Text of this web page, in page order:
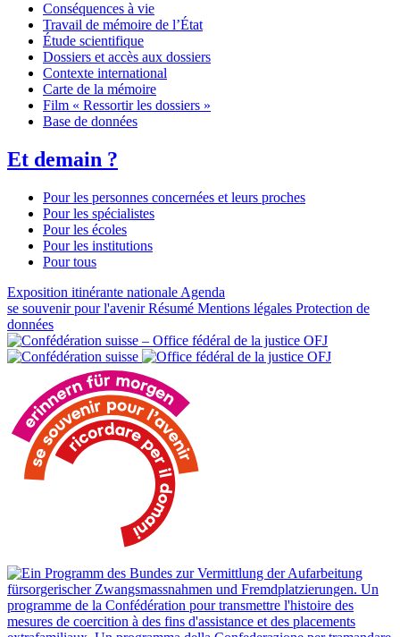
Conséquences à vie
Travail de mémoire de l’État
Étude scientifique
Dossiers et accès aux dossiers
Contexte international
Carte de la mémoire
Film « Ressortir les dossiers »
Base de données
Et demain ?
Pour les personnes concernées et leurs proches
Pour les spécialistes
Pour les écoles
Pour les institutions
Pour tous
Exposition itinérante nationale Agenda
se souvenir pour l'avenirRésumé Mentions légales Protection de
données